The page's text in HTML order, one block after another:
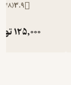
3.9
(
48
125,000